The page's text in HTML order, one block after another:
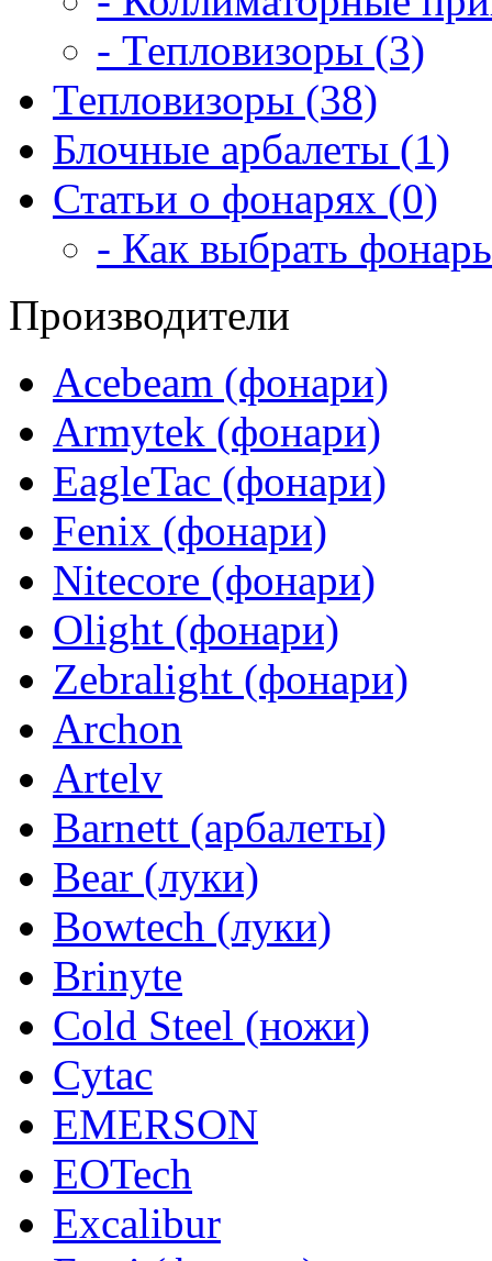
- Тепловизоры (3)
Тепловизоры (38)
Блочные арбалеты (1)
Статьи о фонарях (0)
- Как выбрать
Производители
Acebeam (фонари)
Armytek (фонари)
EagleTac (фонари)
Fenix (фонари)
Nitecore (фонари)
Olight (фонари)
Zebralight (фонари)
Archon
Artelv
Barnett (арбалеты)
Bear (луки)
Bowtech (луки)
Brinyte
Cold Steel (ножи)
Cytac
EMERSON
EOTech
Excalibur